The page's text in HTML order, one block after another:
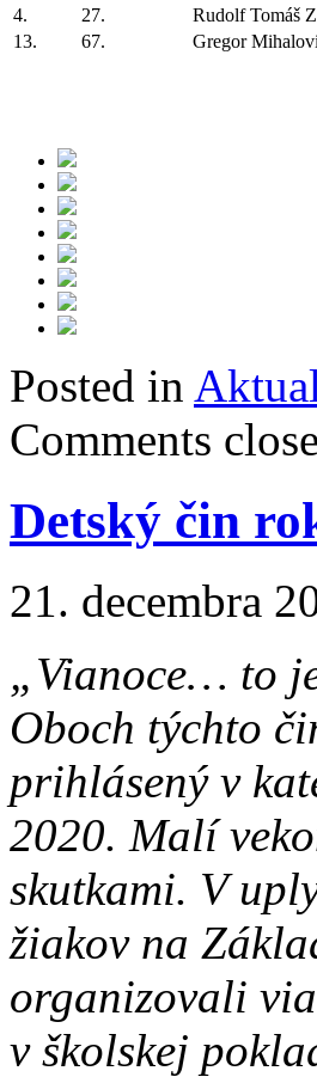
4.
27. Rudolf Tomáš
13.
67. Gregor
Posted in
Comments
Detský čin
21. decembra
„Vianoce… to
Oboch týchto
prihlásený v
2020. Malí
skutkami. V
žiakov na
organizovali
v školskej